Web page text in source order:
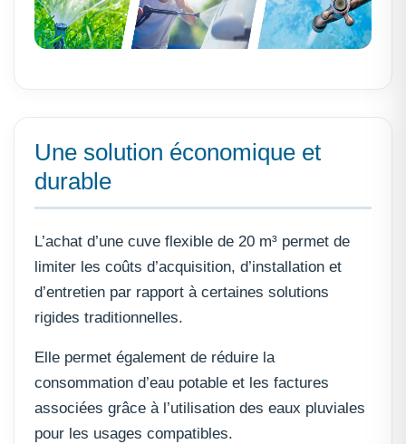
Une solution économique et
durable
L’achat d’une cuve flexible de 20 m³ permet de
limiter les coûts d’acquisition, d’installation et
d’entretien par rapport à certaines solutions
rigides traditionnelles.
Elle permet également de réduire la
consommation d’eau potable et les factures
associées grâce à l’utilisation des eaux pluviales
pour les usages compatibles.